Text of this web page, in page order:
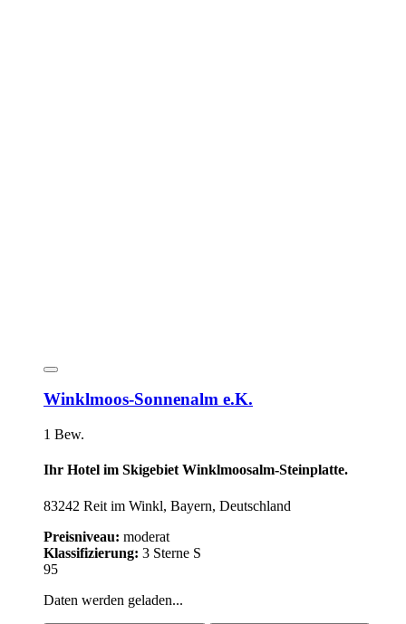
Winklmoos-Sonnenalm e.K.
1 Bew.
Ihr Hotel im Skigebiet Winklmoosalm-Steinplatte.
83242 Reit im Winkl, Bayern, Deutschland
Preisniveau: moderat
Klassifizierung: 3 Sterne S
95
Daten werden geladen...